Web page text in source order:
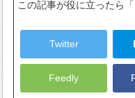
この記事が役に立ったら
Twitter
Feedly